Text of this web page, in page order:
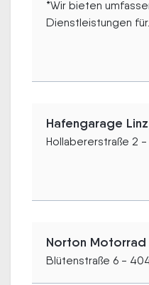
*Wir bieten
Dienstleistungen für...
Hafengarage
Hollabererstraße 2
Norton Motorrad
Blütenstraße 6 -